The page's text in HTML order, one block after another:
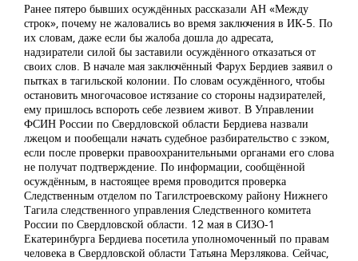
Ранее пятеро бывших осуждённых рассказали АН «Между
строк», почему не жаловались во время заключения в ИК-5. По
их словам, даже если бы жалоба дошла до адресата,
надзиратели силой бы заставили осуждённого отказаться от
своих слов. В начале мая заключённый Фарух Бердиев заявил о
пытках в тагильской колонии. По словам осуждённого, чтобы
остановить многочасовое истязание со стороны надзирателей,
ему пришлось вспороть себе лезвием живот. В Управлении
ФСИН России по Свердловской области Бердиева назвали
лжецом и пообещали начать судебное разбирательство с зэком,
если после проверки правоохранительными органами его слова
не получат подтверждение. По информации, сообщённой
осуждённым, в настоящее время проводится проверка
Следственным отделом по Тагилстроевскому району Нижнего
Тагила следственного управления Следственного комитета
России по Свердловской области. 12 мая в СИЗО-1
Екатеринбурга Бердиева посетила уполномоченный по правам
человека в Свердловской области Татьяна Мерзлякова. Сейчас,